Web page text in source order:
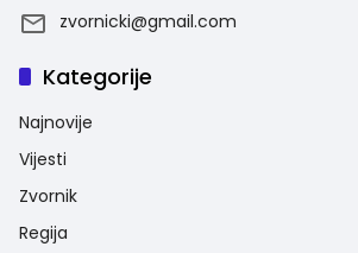
zvornicki@gmail.com
Kategorije
Najnovije
Vijesti
Zvornik
Regija